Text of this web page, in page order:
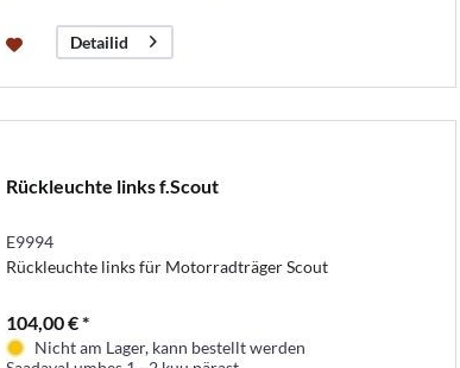
Detailid
Rückleuchte links f.Scout
E9994
Rückleuchte links für Motorradträger Scout
104,00 € *
Nicht am Lager, kann bestellt werden